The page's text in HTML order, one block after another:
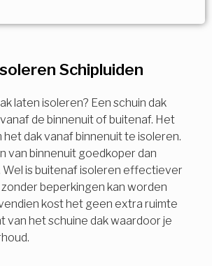
Schipluiden
laten isoleren? Een schuin dak
de binnenuit of buitenaf. Het
het dak vanaf binnenuit te isoleren.
van binnenuit goedkoper dan
Wel is buitenaf isoleren effectiever
beperkingen kan worden
kost het geen extra ruimte
van het schuine dak waardoor je
keuzes mogelijk
subsidie!
in en ontvang nu direct uw
berekening per mail.